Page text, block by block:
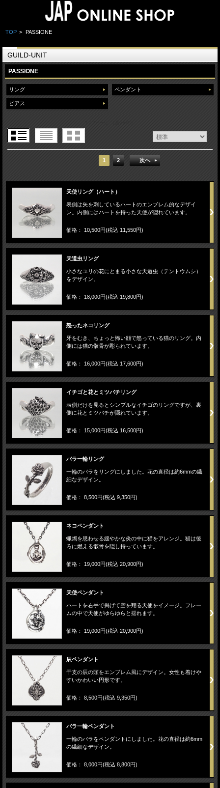
TOP > PASSIONE
GUILD-UNIT
PASSIONE
リング
ピアス
ペンダント
1 2 次へ
天使リング（ハート）
表側は矢を刺しているハートのエンブレム的なデザイ
ン。内側にはハートを持った天使が隠れています。
価格： 10,500円(税込 11,550円)
天道虫リング
小さなユリの花にとまる小さな天道虫（テントウムシ）
をデザイン。
価格： 18,000円(税込 19,800円)
怒ったネコリング
牙をむき、ちょっと怖い顔で怒っている猫のリング。内
側には猫の骸骨が彫られています。
価格： 16,000円(税込 17,600円)
イチゴと花とミツバチリング
表側だけを見るとシンプルなイチゴのリングですが、裏
側に花とミツバチが隠れています。
価格： 15,000円(税込 16,500円)
バラ一輪リング
一輪のバラをリングにしました。花の直径は約6mmの繊
細なデザイン。
価格： 8,500円(税込 9,350円)
ネコペンダント
蝋燭を思わせる緩やかな炎の中に猫をアレンジ。猫は後
ろに燃える骸骨を隠し持っています。
価格： 19,000円(税込 20,900円)
天使ペンダント
ハートを右手で掲げて空を翔る天使をイメージ。フレー
ムの中で天使がゆらゆらと揺れます。
価格： 19,000円(税込 20,900円)
辰ペンダント
干支の辰の頭をエンブレム風にデザイン。女性も着けや
すいかわいい円形です。
価格： 8,500円(税込 9,350円)
バラ一輪ペンダント
一輪のバラをペンダントにしました。花の直径は約6mm
の繊細なデザイン。
価格： 8,000円(税込 8,800円)